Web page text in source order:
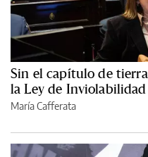
Sin el capítulo de
la Ley de
María Cafferata